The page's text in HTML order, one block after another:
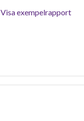
Visa exempelrapport